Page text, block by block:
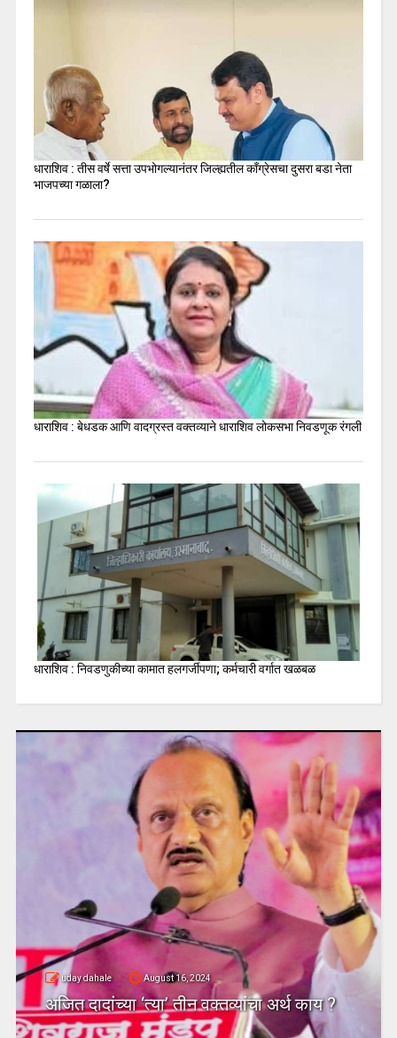
धाराशिव : तीस वर्षे सत्ता उपभोगल्यानंतर जिल्ह्यतील कॉंग्रेसचा दुसरा बडा नेता
भाजपच्या गळाला?
धाराशिव : बेधडक आणि वादग्रस्त वक्तव्याने धाराशिव लोकसभा निवडणूक रंगली
धाराशिव : निवडणुकीच्या कामात हलगर्जीपणा; कर्मचारी वर्गात खळबळ
uday dahale August 16, 2024
अजित दादांच्या ‘त्या’ तीन वक्तव्यांचा अर्थ काय ?